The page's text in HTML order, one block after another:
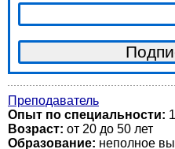
Преподаватель
Опыт по специальности: 1
Возраст: от 20 до 50 лет
Образование: неполное